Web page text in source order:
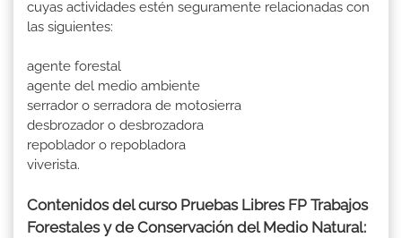
cuyas actividades estén seguramente relacionadas con
las siguientes:
agente forestal
agente del medio ambiente
serrador o serradora de motosierra
desbrozador o desbrozadora
repoblador o repobladora
viverista.
Contenidos del curso Pruebas Libres FP Trabajos
Forestales y de Conservación del Medio Natural: